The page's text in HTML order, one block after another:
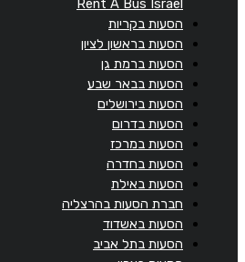
Rent A Bus Israel
הסעות בקריות
הסעות בראשון לציון
הסעות ברמת גן
הסעות בבאר שבע
הסעות בירושלים
הסעות בדרום
הסעות במרכז
הסעות בחדרה
הסעות באילת
חברת הסעות בהרצליה
הסעות באשדוד
הסעות בתל אביב